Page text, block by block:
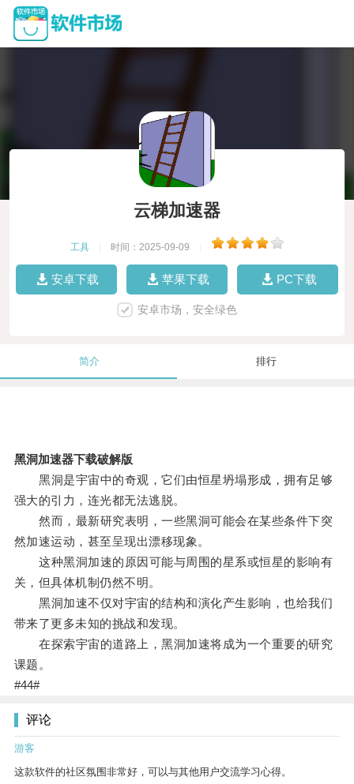
云梯加速器
工具 时间：2025-09-09
安卓下载 苹果下载 PC下载
安卓市场，安全绿色
简介 排行
黑洞加速器下载破解版
黑洞是宇宙中的奇观，它们由恒星坍塌形成，拥有足够
强大的引力，连光都无法逃脱。
然而，最新研究表明，一些黑洞可能会在某些条件下突
然加速运动，甚至呈现出漂移现象。
这种黑洞加速的原因可能与周围的星系或恒星的影响有
关，但具体机制仍然不明。
黑洞加速不仅对宇宙的结构和演化产生影响，也给我们
带来了更多未知的挑战和发现。
在探索宇宙的道路上，黑洞加速将成为一个重要的研究
课题。
#44#
评论
游客
这款软件的社区氛围非常好，可以与其他用户交流学习心得。